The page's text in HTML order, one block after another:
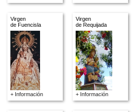
Virgen
de Fuencisla
+ Información
Virgen
de Requijada
+ Información